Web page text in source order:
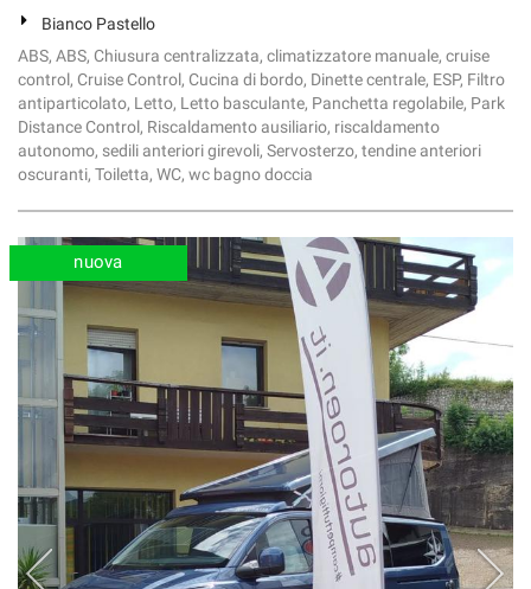
Bianco Pastello
ABS, ABS, Chiusura centralizzata, climatizzatore manuale, cruise
control, Cruise Control, Cucina di bordo, Dinette centrale, ESP, Filtro
antiparticolato, Letto, Letto basculante, Panchetta regolabile, Park
Distance Control, Riscaldamento ausiliario, riscaldamento
autonomo, sedili anteriori girevoli, Servosterzo, tendine anteriori
oscuranti, Toiletta, WC, wc bagno doccia
nuova